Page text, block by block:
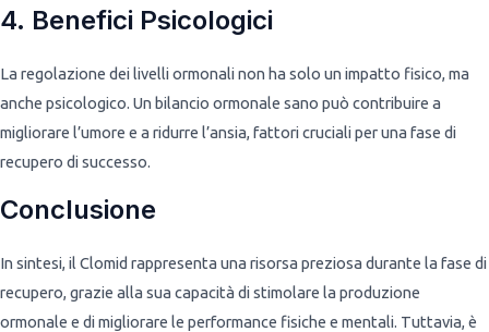
4. Benefici Psicologici
La regolazione dei livelli ormonali non ha solo un impatto fisico, ma
anche psicologico. Un bilancio ormonale sano può contribuire a
migliorare l’umore e a ridurre l’ansia, fattori cruciali per una fase di
recupero di successo.
Conclusione
In sintesi, il Clomid rappresenta una risorsa preziosa durante la fase di
recupero, grazie alla sua capacità di stimolare la produzione
ormonale e di migliorare le performance fisiche e mentali. Tuttavia, è